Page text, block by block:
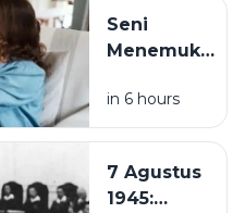
Seni
Menemukan
Tengah
Hustle
Pentingnya
Quality
in 6 hours
7 Agustus
1945: